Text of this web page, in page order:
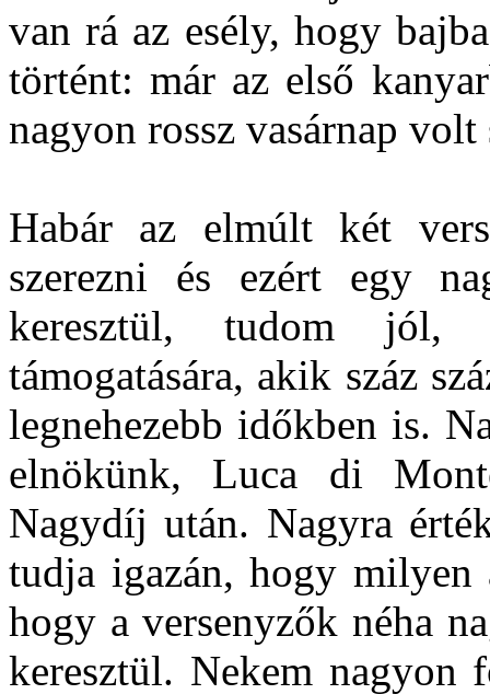
van rá az esély, hogy
történt: már az első
nagyon rossz vasárnap volt
Habár az elmúlt két
szerezni és ezért egy
keresztül, tudom jól,
támogatására, akik száz
legnehezebb időkben is.
elnökünk, Luca di
Nagydíj után. Nagyra
tudja igazán, hogy milyen
hogy a versenyzők néha
keresztül. Nekem